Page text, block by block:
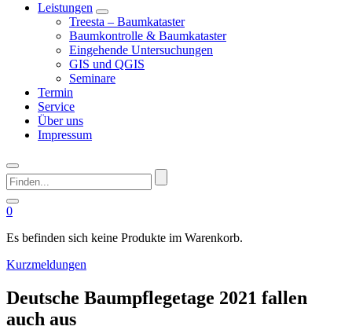
Leistungen
Treesta – Baumkataster
Baumkontrolle & Baumkataster
Eingehende Untersuchungen
GIS und QGIS
Seminare
Termin
Service
Über uns
Impressum
Finden...
0
Es befinden sich keine Produkte im Warenkorb.
Kurzmeldungen
Deutsche Baumpflegetage 2021 fallen
auch aus